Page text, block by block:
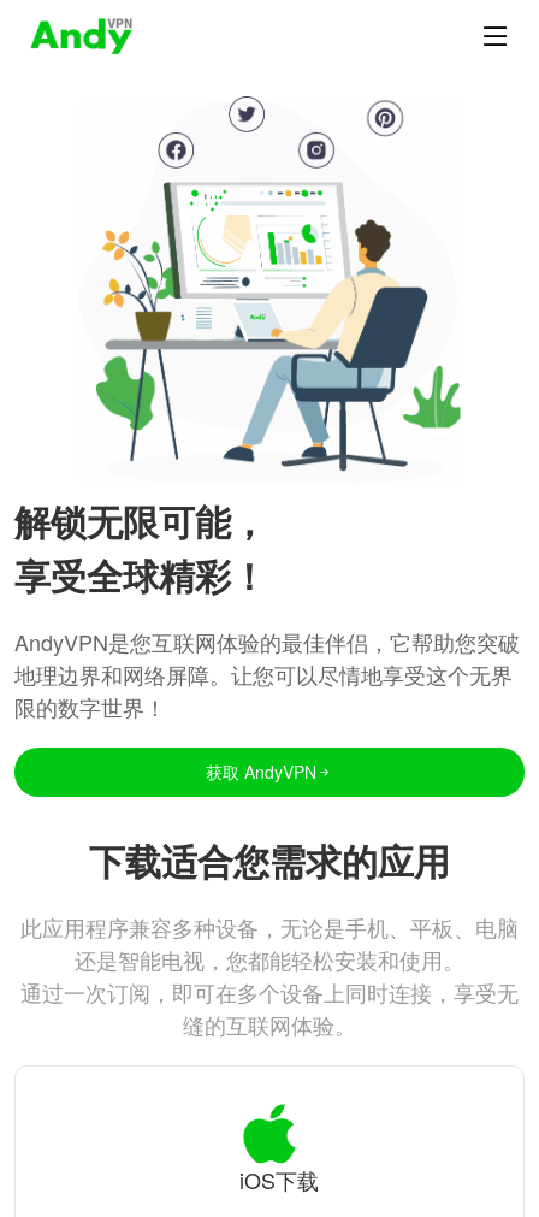
解锁无限可能，
享受全球精彩！
AndyVPN是您互联网体验的最佳伴侣，它帮助您突破
地理边界和网络屏障。让您可以尽情地享受这个无界
限的数字世界！
获取 AndyVPN
下载适合您需求的应用
此应用程序兼容多种设备，无论是手机、平板、电脑
还是智能电视，您都能轻松安装和使用。
通过一次订阅，即可在多个设备上同时连接，享受无
缝的互联网体验。
iOS下载